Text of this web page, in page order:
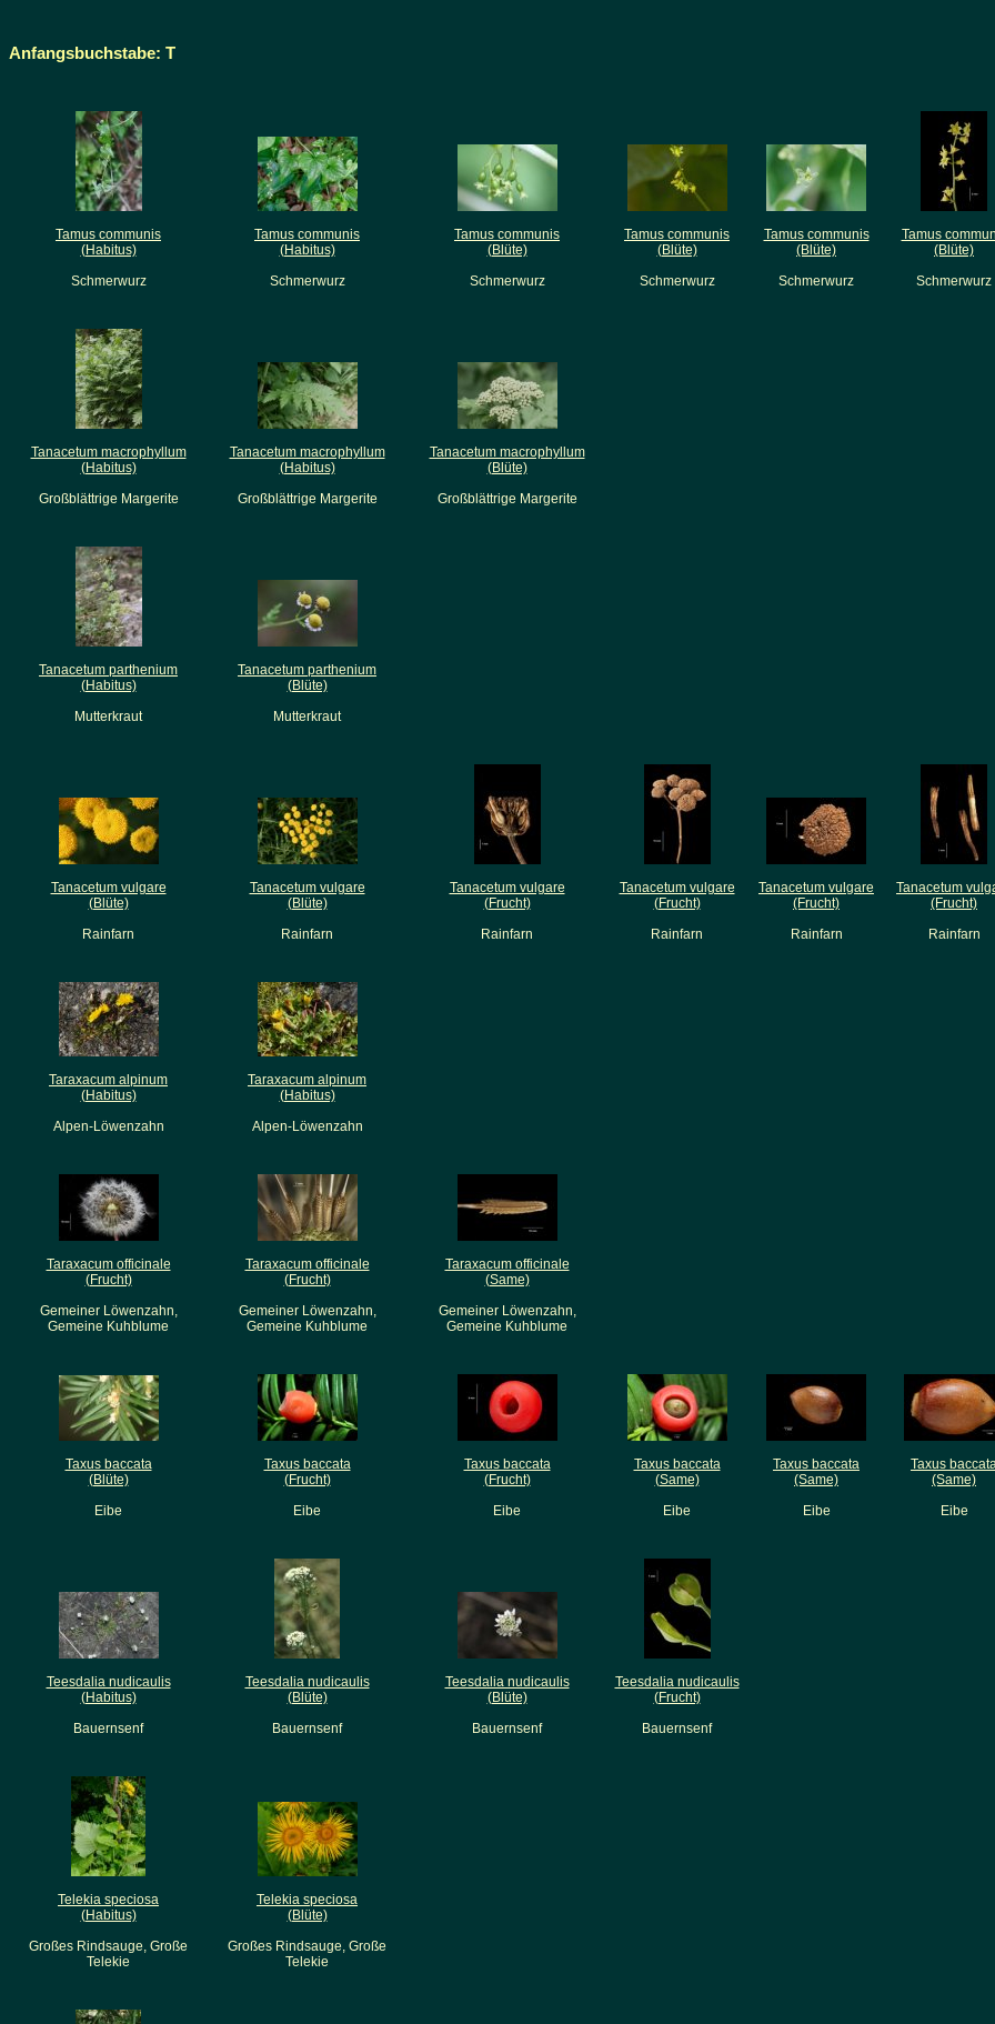
Anfangsbuchstabe: T
Tamus communis
(Habitus)
Schmerwurz
Tamus communis
(Habitus)
Schmerwurz
Tamus communis
(Blüte)
Schmerwurz
Tamus communis
(Blüte)
Schmerwurz
Tamus communis
(Blüte)
Schmerwurz
Tamus
(Blüte)
Schmerwurz
Tanacetum macrophyllum
(Habitus)
Großblättrige Margerite
Tanacetum macrophyllum
(Habitus)
Großblättrige Margerite
Tanacetum macrophyllum
(Blüte)
Großblättrige Margerite
Tanacetum parthenium
(Habitus)
Mutterkraut
Tanacetum parthenium
(Blüte)
Mutterkraut
Tanacetum vulgare
(Blüte)
Rainfarn
Tanacetum vulgare
(Blüte)
Rainfarn
Tanacetum vulgare
(Frucht)
Rainfarn
Tanacetum vulgare
(Frucht)
Rainfarn
Tanacetum vulgare
(Frucht)
Rainfarn
Tanacetum
(Frucht)
Rainfarn
Taraxacum alpinum
(Habitus)
Alpen-Löwenzahn
Taraxacum alpinum
(Habitus)
Alpen-Löwenzahn
Taraxacum officinale
(Frucht)
Gemeiner Löwenzahn,
Gemeine Kuhblume
Taraxacum officinale
(Frucht)
Gemeiner Löwenzahn,
Gemeine Kuhblume
Taraxacum officinale
(Same)
Gemeiner Löwenzahn,
Gemeine Kuhblume
Taxus baccata
(Blüte)
Eibe
Taxus baccata
(Frucht)
Eibe
Taxus baccata
(Frucht)
Eibe
Taxus baccata
(Same)
Eibe
Taxus baccata
(Same)
Eibe
Taxus
(Same)
Eibe
Teesdalia nudicaulis
(Habitus)
Bauernsenf
Teesdalia nudicaulis
(Blüte)
Bauernsenf
Teesdalia nudicaulis
(Blüte)
Bauernsenf
Teesdalia nudicaulis
(Frucht)
Bauernsenf
Telekia speciosa
(Habitus)
Großes Rindsauge, Große
Telekie
Telekia speciosa
(Blüte)
Großes Rindsauge, Große
Telekie